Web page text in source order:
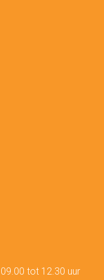
tot 12.30 uur